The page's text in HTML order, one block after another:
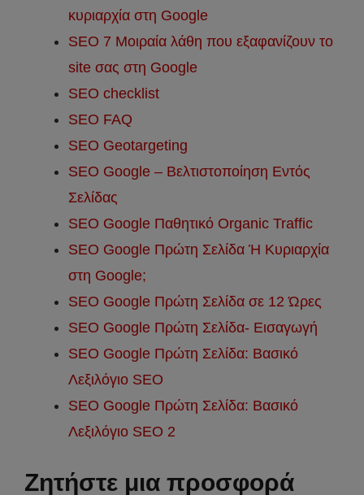
κυριαρχία στη Google
SEO 7 Μοιραία λάθη που εξαφανίζουν το
site σας στη Google
SEO checklist
SEO FAQ
SEO Geotargeting
SEO Google – Βελτιστοποίηση Εντός
Σελίδας
SEO Google Παθητικό Organic Traffic
SEO Google Πρώτη Σελίδα Ή Κυριαρχία
στη Google;
SEO Google Πρώτη Σελίδα σε 12 Ώρες
SEO Google Πρώτη Σελίδα- Εισαγωγή
SEO Google Πρώτη Σελίδα: Βασικό
Λεξιλόγιο SEO
SEO Google Πρώτη Σελίδα: Βασικό
Λεξιλόγιο SEO 2
Ζητήστε μια προσφορά